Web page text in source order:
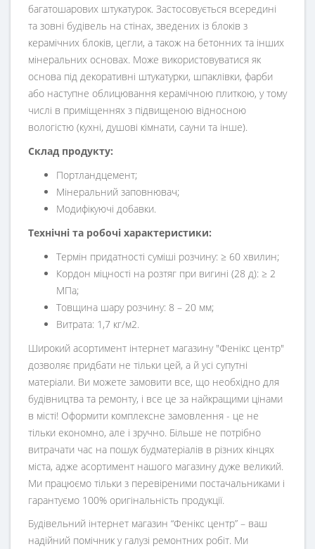
багатошарових штукатурок. Застосовується всередині
та зовні будівель на стінах, зведених із блоків з
керамічних блоків, цегли, а також на бетонних та інших
мінеральних основах. Може використовуватися як
основа під декоративні штукатурки, шпаклівки, фарби
або наступне облицювання керамічною плиткою, у тому
числі в приміщеннях з підвищеною відносною
вологістю (кухні, душові кімнати, сауни та інше).
Склад продукту:
Портландцемент;
Мінеральний заповнювач;
Модифікуючі добавки.
Технічні та робочі характеристики:
Термін придатності суміші розчину: ≥ 60 хвилин;
Кордон міцності на розтяг при вигині (28 д): ≥ 2
МПа;
Товщина шару розчину: 8 – 20 мм;
Витрата: 1,7 кг/м2.
Широкий асортимент інтернет магазину "Фенікс центр"
дозволяє придбати не тільки цей, а й усі супутні
матеріали. Ви можете замовити все, що необхідно для
будівництва та ремонту, і все це за найкращими цінами
в місті! Оформити комплексне замовлення - це не
тільки економно, але і зручно. Більше не потрібно
витрачати час на пошук будматеріалів в різних кінцях
міста, адже асортимент нашого магазину дуже великий.
Ми працюємо тільки з перевіреними постачальниками і
гарантуємо 100% оригінальність продукції.
Будівельний інтернет магазин “Фенікс центр” – ваш
надійний помічник у галузі ремонтних робіт. Ми